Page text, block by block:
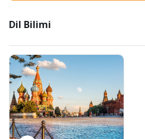
Dil Bilimi